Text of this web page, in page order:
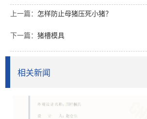
上一篇： 怎样防止母猪压死小猪？
下一篇：猪槽模具
相关新闻